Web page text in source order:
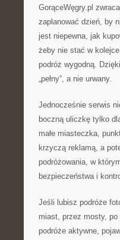
GorąceWęgry.pl
zaplanować dzień, by
jest niepewna, jak
żeby nie stać w
podróż wygodną.
„pełny”, a nie urwany.
Jednocześnie serwis
boczną uliczkę tylko
małe miasteczka,
krzyczą reklamą, a
podróżowania, w
bezpieczeństwa i
Jeśli lubisz podróże
miast, przez mosty,
podróże aktywne,